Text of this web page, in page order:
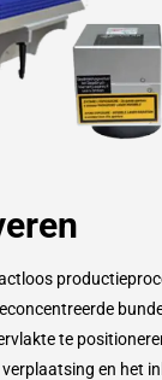
te
en het